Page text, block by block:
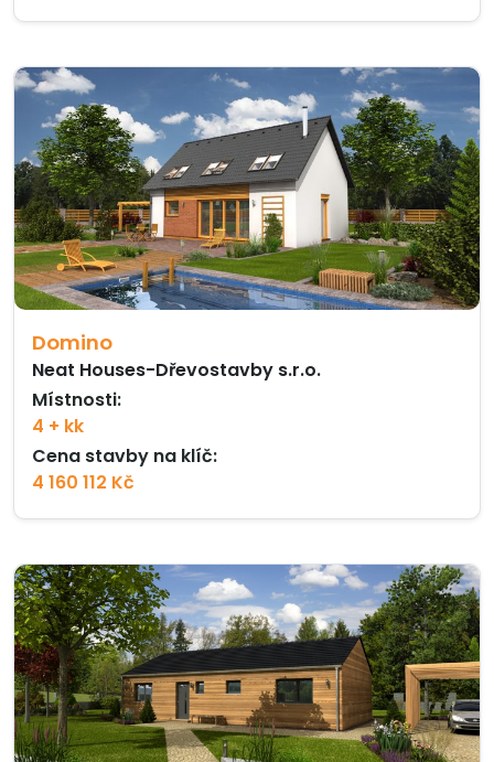
Domino
Neat Houses-Dřevostavby s.r.o.
Místnosti:
4 + kk
Cena stavby na klíč:
4 160 112 Kč